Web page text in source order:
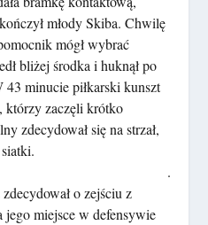
młody Skiba. Chwilę
mógł wybrać
bliżej środka i huknął po
43 minucie piłkarski kunszt
którzy zaczęli krótko
zdecydował się na strzał,
.
o zejściu z
miejsce w defensywie